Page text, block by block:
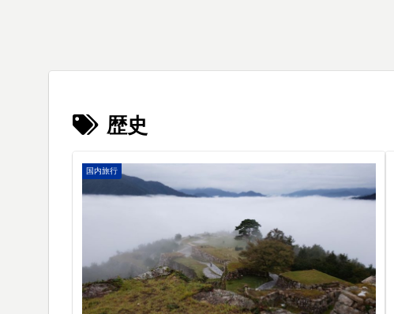
歴史
国内旅行